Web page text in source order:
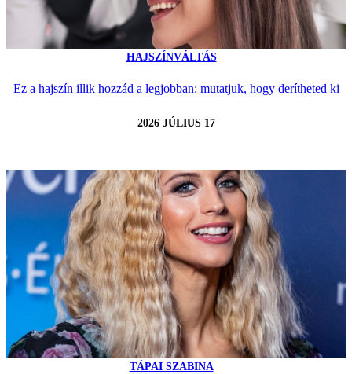
HAJSZÍNVÁLTÁS
Ez a hajszín illik hozzád a legjobban: mutatjuk, hogy derítheted ki
2026 JÚLIUS 17
TÁPAI SZABINA